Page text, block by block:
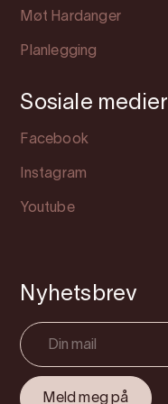
Møt Hardanger
Planlegging
Sosiale medier
Facebook
Instagram
Youtube
Nyhetsbrev